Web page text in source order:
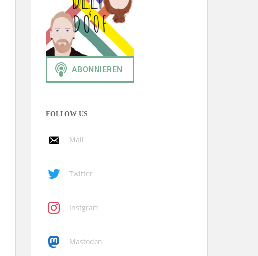
FOLLOW US
Mail
Twitter
Instgram
Mastodon